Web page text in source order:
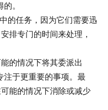
。
的任务，因为它们需要迅
排专门的时间来处理，
的情况下将其委派出
注于更重要的事项。最
能的情况下消除或减少